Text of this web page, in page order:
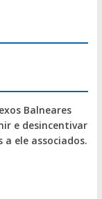
Balneares
e desincentivar
ele associados.